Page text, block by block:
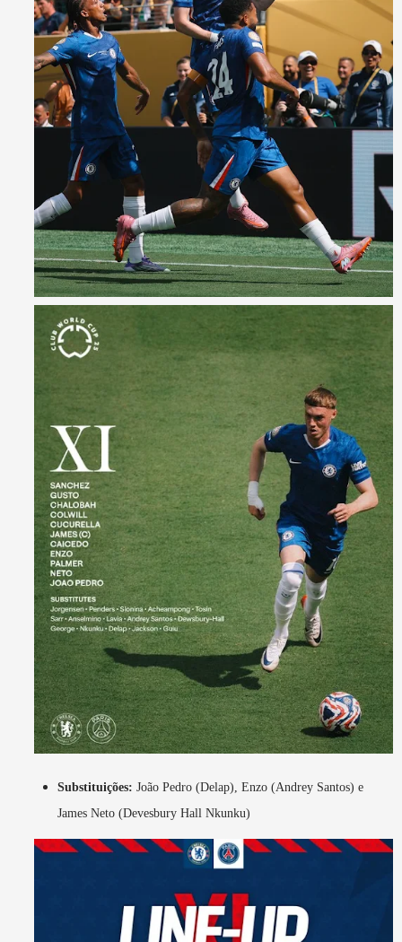
Substituições: João Pedro (Delap), Enzo (Andrey Santos) e
James Neto (Devesbury Hall Nkunku)